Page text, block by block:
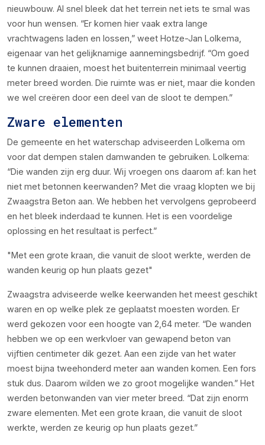
nieuwbouw. Al snel bleek dat het terrein net iets te smal was
voor hun wensen. “Er komen hier vaak extra lange
vrachtwagens laden en lossen,” weet Hotze-Jan Lolkema,
eigenaar van het gelijknamige aannemingsbedrijf. “Om goed
te kunnen draaien, moest het buitenterrein minimaal veertig
meter breed worden. Die ruimte was er niet, maar die konden
we wel creëren door een deel van de sloot te dempen.”
Zware elementen
De gemeente en het waterschap adviseerden Lolkema om
voor dat dempen stalen damwanden te gebruiken. Lolkema:
“Die wanden zijn erg duur. Wij vroegen ons daarom af: kan het
niet met betonnen keerwanden? Met die vraag klopten we bij
Zwaagstra Beton aan. We hebben het vervolgens geprobeerd
en het bleek inderdaad te kunnen. Het is een voordelige
oplossing en het resultaat is perfect.”
Met een grote kraan, die vanuit de sloot werkte, werden de
wanden keurig op hun plaats gezet
Zwaagstra adviseerde welke keerwanden het meest geschikt
waren en op welke plek ze geplaatst moesten worden. Er
werd gekozen voor een hoogte van 2,64 meter. “De wanden
hebben we op een werkvloer van gewapend beton van
vijftien centimeter dik gezet. Aan een zijde van het water
moest bijna tweehonderd meter aan wanden komen. Een fors
stuk dus. Daarom wilden we zo groot mogelijke wanden.” Het
werden betonwanden van vier meter breed. “Dat zijn enorm
zware elementen. Met een grote kraan, die vanuit de sloot
werkte, werden ze keurig op hun plaats gezet.”